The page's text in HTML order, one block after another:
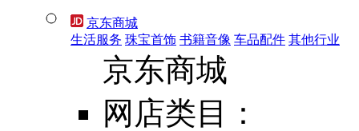
京东商城
生活服务 珠宝首饰 书籍音像 车品配件 其他行业
京东商城
网店类目：